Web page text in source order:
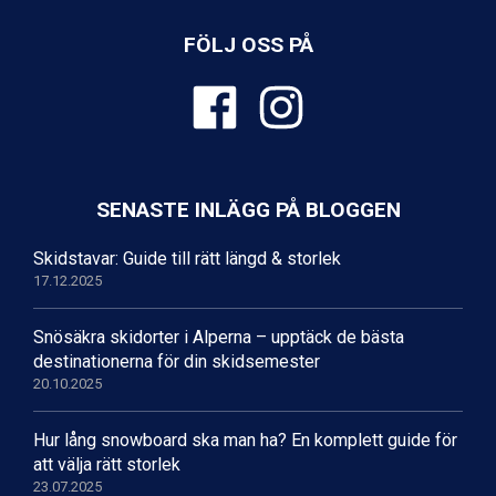
Wagrain från 7.095 kr.
St. Anton från 11.245 kr.
Zell am See från 6.295 kr.
Ponte di Legno från 7.395 kr.
Sauze dOulx från 6.145 kr.
Bad Gastein från 6.295 kr.
FÖLJ OSS PÅ
SENASTE INLÄGG PÅ BLOGGEN
Skidstavar: Guide till rätt längd & storlek
17.12.2025
Snösäkra skidorter i Alperna – upptäck de bästa
destinationerna för din skidsemester
20.10.2025
Hur lång snowboard ska man ha? En komplett guide för
att välja rätt storlek
23.07.2025